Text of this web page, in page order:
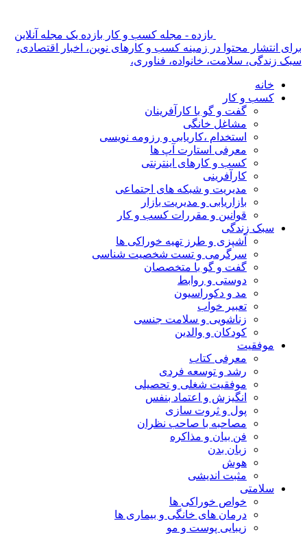
بازده - مجله کسب و کار بازده یک مجله آنلاین
برای انتشار محتوا در زمینه کسب و کارهای نوین، اخبار اقتصادی،
سبک زندگی، سلامت، خانواده، فناوری،
خانه
کسب و کار
گفت و گو با کارآفرینان
مشاغل خانگی
استخدام ،کاریابی و رزومه نویسی
معرفی استارت آپ ها
کسب و کارهای اینترنتی
کارآفرینی
مدیریت و شبکه های اجتماعی
بازاریابی و مدیریت بازار
قوانین و مقررات کسب و کار
سبک زندگی
آشپزی و طرز تهیه خوراکی ها
سرگرمی و تست شخصیت شناسی
گفت و گو با متخصصان
دوستی و روابط
مد و دکوراسیون
تعبیر خواب
زناشویی و سلامت جنسی
کودکان و والدین
موفقیت
معرفی کتاب
رشد و توسعه فردی
موفقیت شغلی و تحصیلی
انگیزش و اعتماد بنفس
پول و ثروت سازی
مصاحبه با صاحب نظران
فن بیان و مذاکره
زبان بدن
هوش
مثبت اندیشی
سلامتی
خواص خوراکی ها
درمان های خانگی و بیماری ها
زیبایی پوست و مو